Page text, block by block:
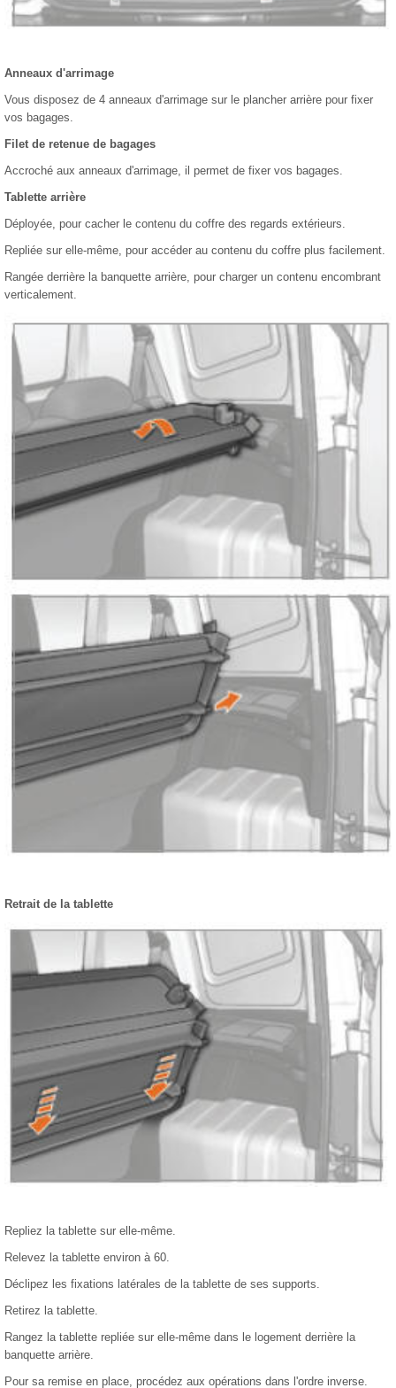
Anneaux d'arrimage
Vous disposez de 4 anneaux d'arrimage sur le plancher arrière pour fixer
vos bagages.
Filet de retenue de bagages
Accroché aux anneaux d'arrimage, il permet de fixer vos bagages.
Tablette arrière
Déployée, pour cacher le contenu du coffre des regards extérieurs.
Repliée sur elle-même, pour accéder au contenu du coffre plus facilement.
Rangée derrière la banquette arrière, pour charger un contenu encombrant
verticalement.
Retrait de la tablette
Repliez la tablette sur elle-même.
Relevez la tablette environ à 60.
Déclipez les fixations latérales de la tablette de ses supports.
Retirez la tablette.
Rangez la tablette repliée sur elle-même dans le logement derrière la
banquette arrière.
Pour sa remise en place, procédez aux opérations dans l'ordre inverse.